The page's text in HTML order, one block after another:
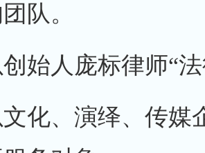
队。
人庞标律师“法
、演绎、传媒企